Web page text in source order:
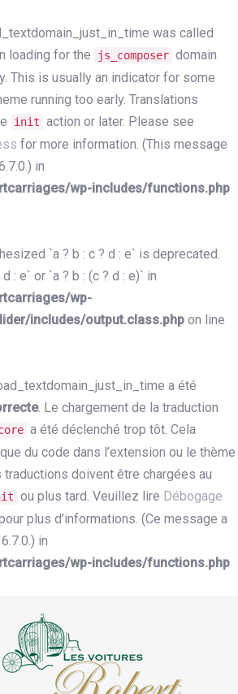
was called
loading for the js_composer domain
This is usually an indicator for some
running too early. Translations
init action or later. Please see
for more information. (This message
in
wp-includes/functions.php
`a ? b : c ? d : e` is deprecated.
: e` or `a ? b : (c ? d : e)` in
wp-
includes/output.class.php on line
a été
. Le chargement de la traduction
a été déclenché trop tôt. Cela
du code dans l’extension ou le thème
traductions doivent être chargées au
ou plus tard. Veuillez lire Débogage
plus d’informations. (Ce message a
in
wp-includes/functions.php